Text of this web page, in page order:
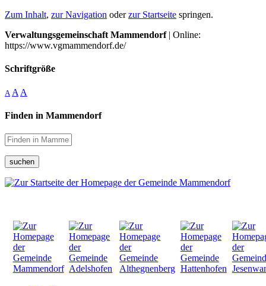
Zum Inhalt, zur Navigation oderzur Startseite springen.
Verwaltungsgemeinschaft Mammendorf| Online:
https://www.vgmammendorf.de/
Schriftgröße
A A A
Finden in Mammendorf
suchen